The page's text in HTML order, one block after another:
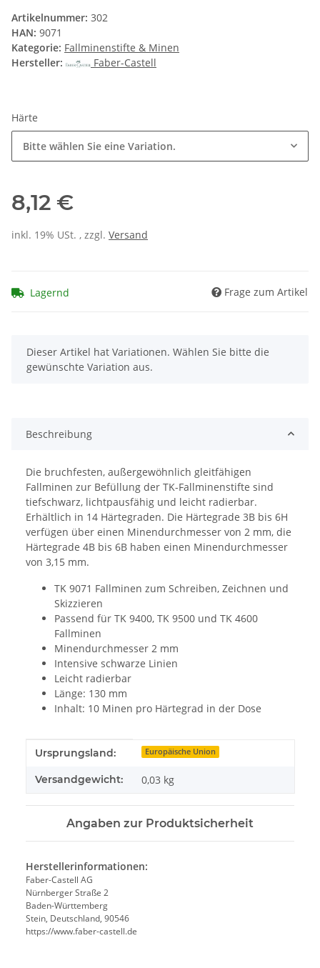
Artikelnummer: 302
HAN: 9071
Kategorie: Fallminenstifte & Minen
Hersteller:
Faber-Castell
Härte
Bitte wählen Sie eine Variation.
8,12 €
inkl. 19% USt. , zzgl. Versand
Lagernd Frage zum Artikel
x
Dieser Artikel hat Variationen. Wählen Sie bitte die
gewünschte Variation aus.
Beschreibung
Die bruchfesten, außergewöhnlich gleitfähigen
Fallminen zur Befüllung der TK-Fallminenstifte sind
tiefschwarz, lichtpausfähig und leicht radierbar.
Erhältlich in 14 Härtegraden. Die Härtegrade 3B bis 6H
verfügen über einen Minendurchmesser von 2 mm, die
Härtegrade 4B bis 6B haben einen Minendurchmesser
von 3,15 mm.
TK 9071 Fallminen zum Schreiben, Zeichnen und
Skizzieren
Passend für TK 9400, TK 9500 und TK 4600
Fallminen
Minendurchmesser 2 mm
Intensive schwarze Linien
Leicht radierbar
Länge: 130 mm
Inhalt: 10 Minen pro Härtegrad in der Dose
Produkteigenschaft
Wert
Ursprungsland: Europäische Union
Versandgewicht: 0,03 kg
Angaben zur Produktsicherheit
Herstellerinformationen:
Faber-Castell AG
Nürnberger Straße 2
Baden-Württemberg
Stein, Deutschland, 90546
https://www.faber-castell.de